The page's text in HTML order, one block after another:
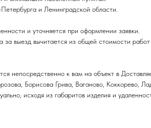
и Ленинградской области.
и уточняется при оформлении заявки.
выезд вычитается из общей стоимости
непосредственно к вам на объект в
Борисова Грива, Ваганово, Коккорево,
исходя из габаритов изделия и